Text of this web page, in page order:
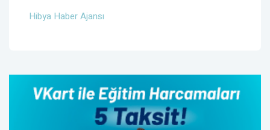
Hibya Haber Ajansı